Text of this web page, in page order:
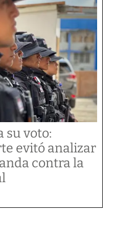
su voto:
evitó analizar
contra la